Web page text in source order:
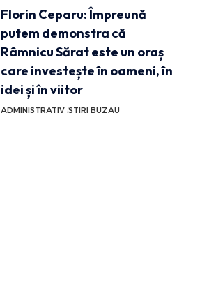
Florin Ceparu: Împreună
putem demonstra că
Râmnicu Sărat este un oraș
care investește în oameni, în
idei și în viitor
ADMINISTRATIV STIRI BUZAU